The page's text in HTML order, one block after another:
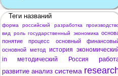
Теги названий
форма российский разработка
вид
роль государственный экономика
понятие
процесс основный
основной метод история
in
методический Россия
развитие анализ система